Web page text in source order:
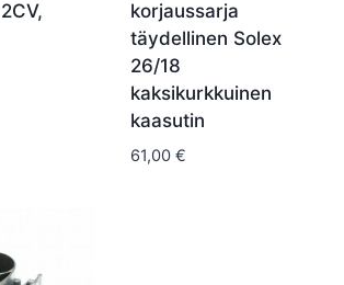
korjaussarja
täydellinen Solex
26/18
kaksikurkkuinen
kaasutin
61,00 €